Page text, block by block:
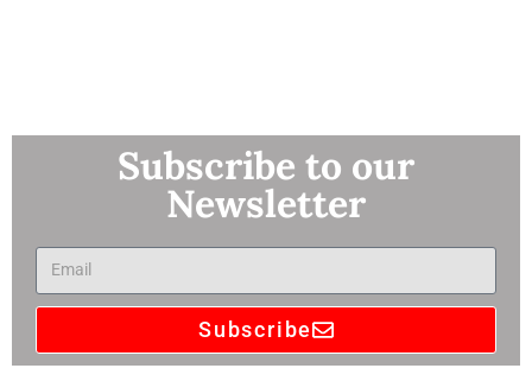
Subscribe to our
Newsletter
Subscribe
A